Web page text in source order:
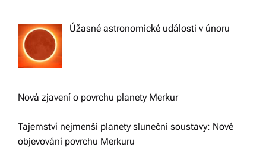
Úžasné astronomické události v únoru
Nová zjavení o povrchu planety Merkur
Tajemství nejmenší planety sluneční soustavy: Nové
objevování povrchu Merkuru